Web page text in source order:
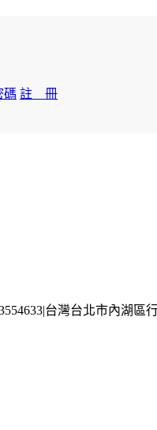
碼 註 冊
|台灣台北市內湖區